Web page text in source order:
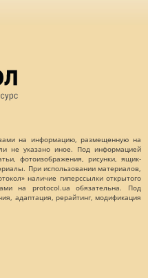
на информацию, размещенную на
не указано иное. Под информацией
фотоизображения, рисунки, ящик-
При использовании материалов,
наличие гиперссылки открытого
на protocol.ua обязательна. Под
адаптация, рерайтинг, модификация